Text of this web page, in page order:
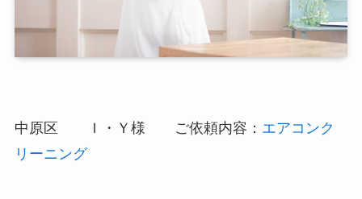
中原区 Ｉ・Ｙ様 ご依頼内容： エアコンク
リーニング